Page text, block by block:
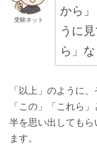
受験ネット
から
うに
ら」
「以上」のように
「この」「これら
半を思い出してもら
ます。